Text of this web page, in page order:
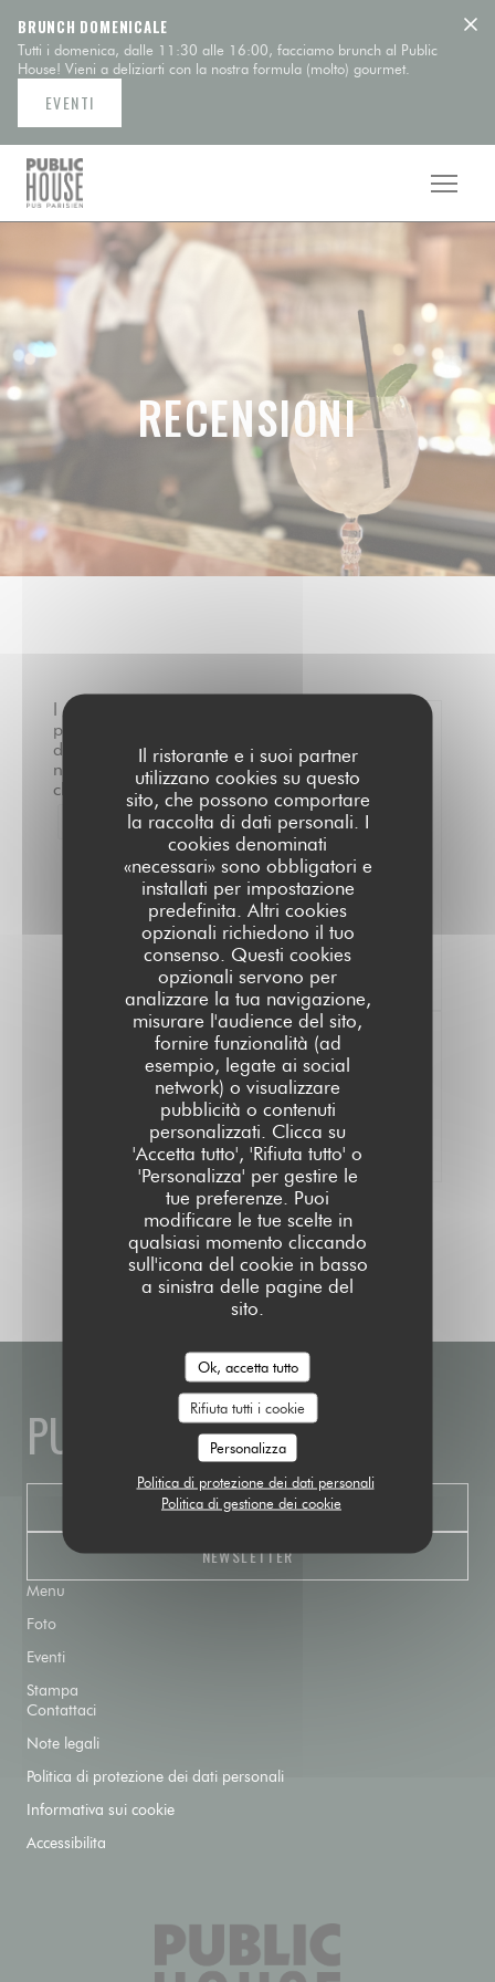
Il ristorante e i suoi partner
utilizzano cookies su questo
sito, che possono comportare
la raccolta di dati personali. I
cookies denominati
«necessari» sono obbligatori e
installati per impostazione
predefinita. Altri cookies
opzionali richiedono il tuo
consenso. Questi cookies
opzionali servono per
analizzare la tua navigazione,
misurare l'audience del sito,
fornire funzionalità (ad
esempio, legate ai social
network) o visualizzare
pubblicità o contenuti
personalizzati. Clicca su
'Accetta tutto', 'Rifiuta tutto' o
'Personalizza' per gestire le
tue preferenze. Puoi
modificare le tue scelte in
qualsiasi momento cliccando
sull'icona del cookie in basso
a sinistra delle pagine del
sito.
Ok, accetta tutto
Rifiuta tutti i cookie
Personalizza
Politica di protezione dei dati personali
Politica di gestione dei cookie
BRUNCH DOMENICALE
Tutti i domenica, dalle 11:30 alle 16:00, facciamo brunch al Public
House! Vieni a deliziarti con la nostra formula (molto) gourmet.
EVENTI
RECENSIONI
I
pareri
dei
nostri
clienti
0
Valutazione media —0 recensioni
Servizio
Atmosfera
Menu
Qualità/Prezzo
100% pareri verificati
Hanno dato il loro parere solo i clienti che
hanno prenotato
PUBLIC HOUSE
PRENOTA
NEWSLETTER
Menu
Foto
Eventi
Stampa
Contattaci
Note legali
Politica di protezione dei dati personali
Informativa sui cookie
Accessibilita